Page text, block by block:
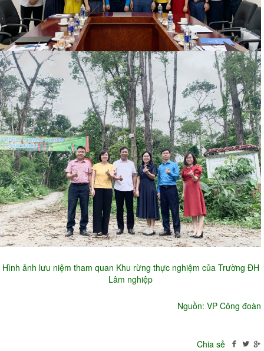
Hình ảnh lưu niệm tham quan Khu rừng thực nghiệm của Trường ĐH
Lâm nghiệp
Nguồn: VP Công đoàn
Chia sẻ